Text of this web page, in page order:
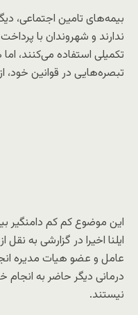
بیمه‌های تامین اجتماعی،
ندارند و شهروندان با
تکمیلی استفاده می‌کنند،
تبصره‌هایی در قوانین خود،
این موضوع کم کم دامنگیر
ایلنا اخیرا در گزارشی به
عامل و عضو هیات مدیره
درمانی دیگر حاضر به انجام
نیستند.